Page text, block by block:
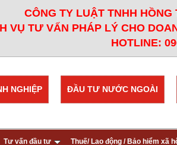
CÔNG TY LUẬT TNHH
VỤ TƯ VẤN PHÁP LÝ CHO
HOTLINE:
ĐẦU TƯ NƯỚC NGOÀI
NGHIỆP
Tư vấn đầu tư Thuế/ Lao động / Bảo hiểm xã